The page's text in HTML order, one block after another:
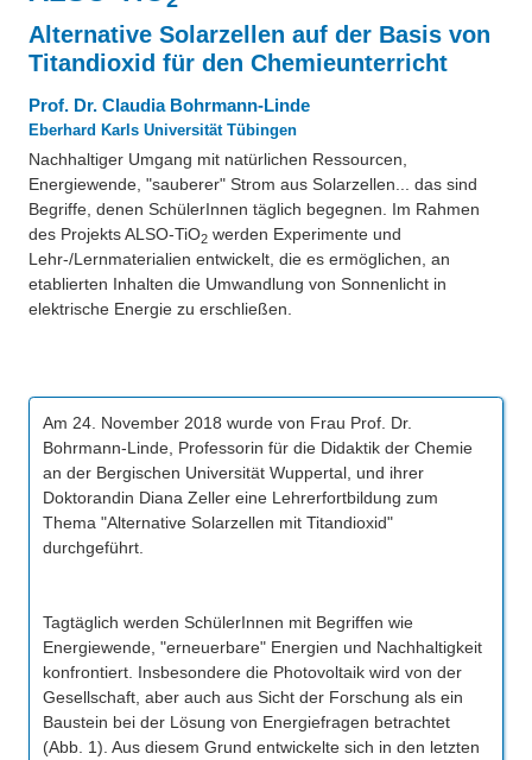
Besonderheiten
Projekte
Eduthek
QM-Zertifizierung nach SGB III / AZAV
Unsere Linktipps
Pressearchiv
Benzolring-Archiv
Alternative Solarzellen auf der Basis von
Titandioxid für den Chemieunterricht
Prof. Dr. Claudia Bohrmann-Linde
Eberhard Karls Universität Tübingen
Nachhaltiger Umgang mit natürlichen Ressourcen,
Energiewende, "sauberer" Strom aus Solarzellen... das sind
Begriffe, denen SchülerInnen täglich begegnen. Im Rahmen
des Projekts ALSO-TiO2 werden Experimente und
Lehr-/Lernmaterialien entwickelt, die es ermöglichen, an
etablierten Inhalten die Umwandlung von Sonnenlicht in
elektrische Energie zu erschließen.
Am 24. November 2018 wurde von Frau Prof. Dr.
Bohrmann-Linde, Professorin für die Didaktik der Chemie
an der Bergischen Universität Wuppertal, und ihrer
Doktorandin Diana Zeller eine Lehrerfortbildung zum
Thema "Alternative Solarzellen mit Titandioxid"
durchgeführt.
Tagtäglich werden SchülerInnen mit Begriffen wie
Energiewende, "erneuerbare" Energien und Nachhaltigkeit
konfrontiert. Insbesondere die Photovoltaik wird von der
Gesellschaft, aber auch aus Sicht der Forschung als ein
Baustein bei der Lösung von Energiefragen betrachtet
(Abb. 1). Aus diesem Grund entwickelte sich in den letzten